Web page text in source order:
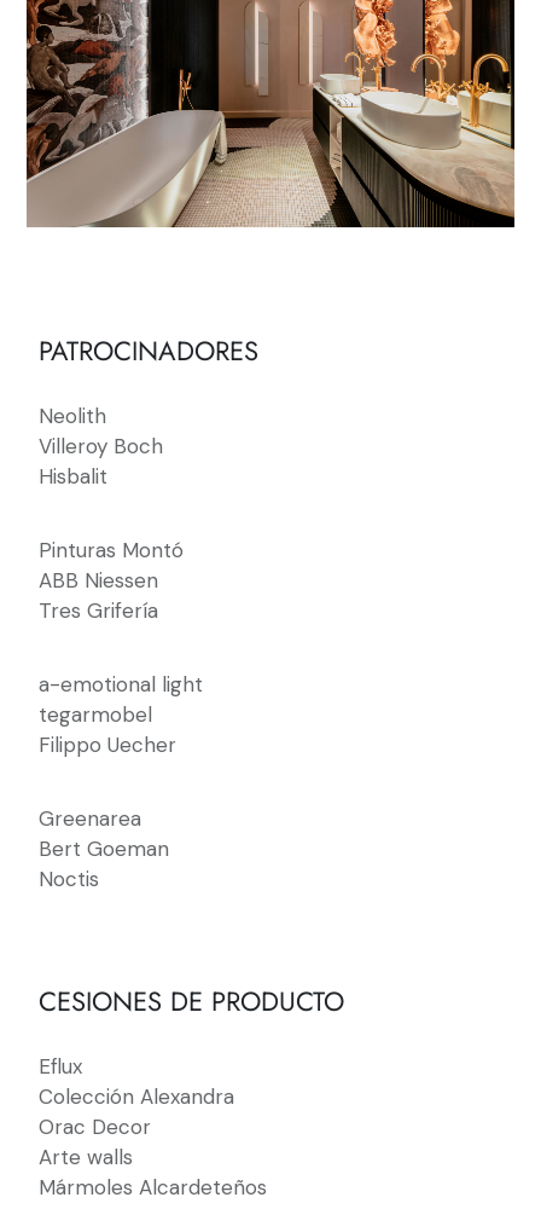
PATROCINADORES
Neolith
Villeroy Boch
Hisbalit
Pinturas Montó
ABB Niessen
Tres Grifería
a-emotional light
tegarmobel
Filippo Uecher
Greenarea
Bert Goeman
Noctis
CESIONES DE PRODUCTO
Eflux
Colección Alexandra
Orac Decor
Arte walls
Mármoles Alcardeteños